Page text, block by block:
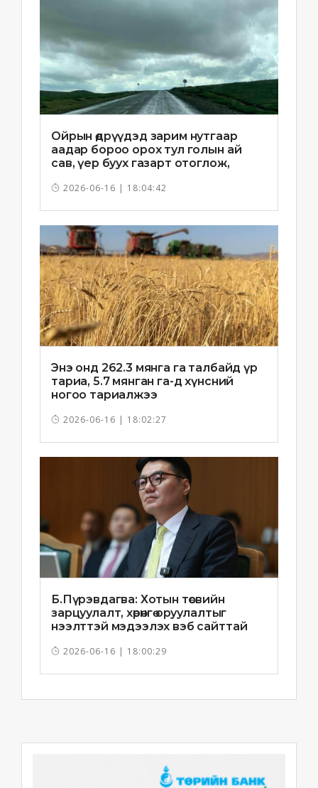
Ойрын өдрүүдэд зарим нутгаар
аадар бороо орох тул голын ай
сав, үер буух газарт отоглож,
2026-06-16 | 18:04:42
Энэ онд 262.3 мянга га талбайд үр
тариа, 5.7 мянган га-д хүнсний
ногоо тариалжээ
2026-06-16 | 18:02:27
Б.Пүрэвдагва: Хотын төсвийн
зарцуулалт, хөрөнгө оруулалтыг
нээлттэй мэдээлэх вэб сайттай
2026-06-16 | 18:00:29